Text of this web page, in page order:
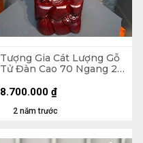
Tượng Gia Cát Lượng Gỗ
Tử Đàn Cao 70 Ngang 25
2 năm trước
8.700.000 ₫